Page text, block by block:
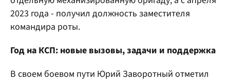
2023 года - получил должность заместителя
командира роты.
Год на КСП: новые вызовы, задачи и поддержка
В своем боевом пути Юрий Заворотный отметил